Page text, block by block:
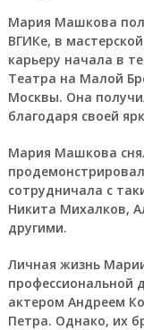
Мария Машкова
ВГИКе, в
карьеру начала в
Театра на Малой
Москвы. Она
благодаря своей
Мария Машкова
сотрудничала с
Никита Михалков,
другими.
Личная жизнь
профессиональной
актером Андреем
Петра. Однако, их